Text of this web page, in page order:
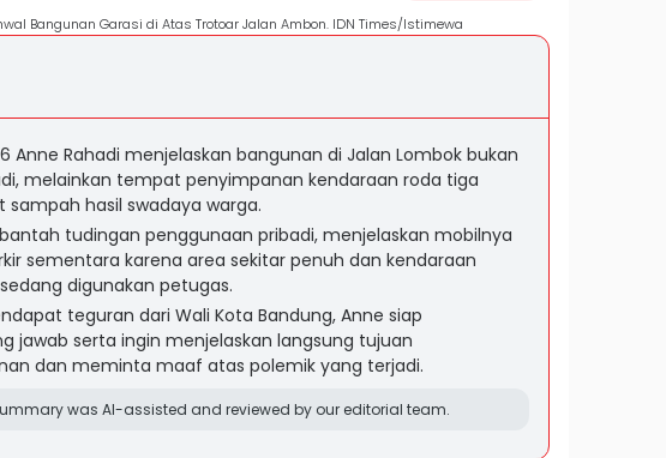
Bangunan Garasi di Atas Trotoar Jalan Ambon. IDN Times/Istimewa
Anne Rahadi menjelaskan bangunan di Jalan Lombok bukan
melainkan tempat penyimpanan kendaraan roda tiga
sampah hasil swadaya warga.
tudingan penggunaan pribadi, menjelaskan mobilnya
sementara karena area sekitar penuh dan kendaraan
digunakan petugas.
teguran dari Wali Kota Bandung, Anne siap
jawab serta ingin menjelaskan langsung tujuan
dan meminta maaf atas polemik yang terjadi.
was AI-assisted and reviewed by our editorial team.